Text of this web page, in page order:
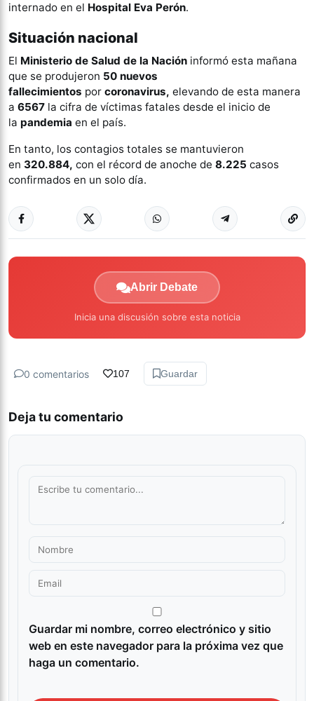
internado en el Hospital Eva Perón.
Situación nacional
El Ministerio de Salud de la Nación informó esta mañana
que se produjeron 50 nuevos
fallecimientos por coronavirus, elevando de esta manera
a 6567 la cifra de víctimas fatales desde el inicio de
la pandemia en el país.
En tanto, los contagios totales se mantuvieron
en 320.884, con el récord de anoche de 8.225 casos
confirmados en un solo día.
Abrir Debate
Inicia una discusión sobre esta noticia
0 comentarios 107 Guardar
Deja tu comentario
Guardar mi nombre, correo electrónico y sitio
web en este navegador para la próxima vez que
haga un comentario.